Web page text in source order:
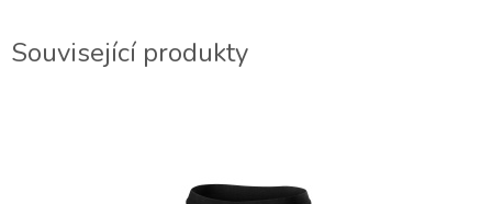
Související produkty